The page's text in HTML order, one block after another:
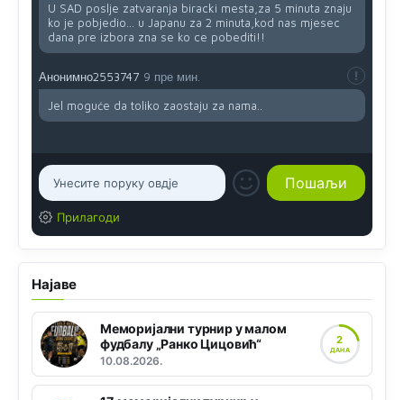
U SAD poslje zatvaranja biracki mesta,za 5 minuta znaju
ko je pobjedio... u Japanu za 2 minuta,kod nas mjesec
dana pre izbora zna se ko ce pobediti!!
Анонимно2553747 9 пре мин.
Jel moguće da toliko zaostaju za nama..
Прилагоди
Најаве
Меморијални турнир у малом
фудбалу „Ранко Цицовић“
10.08.2026.
2
ДАНА